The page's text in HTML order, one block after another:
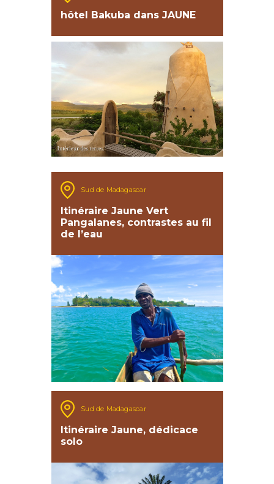
hôtel Bakuba dans JAUNE
Sud de Madagascar
Itinéraire Jaune Vert
Pangalanes, contrastes au fil
de l’eau
Sud de Madagascar
Itinéraire Jaune, dédicace
solo